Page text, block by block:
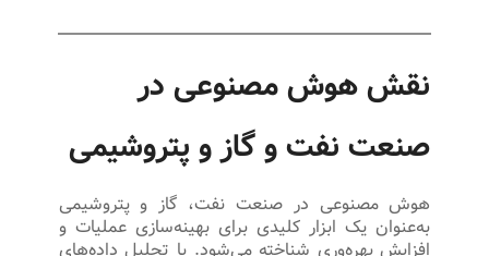
نقش هوش مصنوعی در
صنعت نفت و گاز و پتروشیمی
هوش مصنوعی در صنعت نفت، گاز و پتروشیمی
به‌عنوان یک ابزار کلیدی برای بهینه‌سازی عملیات و
افزایش بهره‌وری شناخته می‌شود. با تحلیل داده‌های